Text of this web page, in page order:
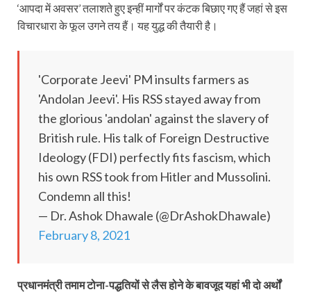
‘आपदा में अवसर’ तलाशते हुए इन्हीं मार्गों पर कंटक बिछाए गए हैं जहां से इस
विचारधारा के फूल उगने तय हैं। यह युद्ध की तैयारी है।
'Corporate Jeevi' PM insults farmers as
'Andolan Jeevi'. His RSS stayed away from
the glorious 'andolan' against the slavery of
British rule. His talk of Foreign Destructive
Ideology (FDI) perfectly fits fascism, which
his own RSS took from Hitler and Mussolini.
Condemn all this!
— Dr. Ashok Dhawale (@DrAshokDhawale)
February 8, 2021
प्रधानमंत्री तमाम टोना-पद्धतियों से लैस होने के बावजूद यहां भी दो अर्थों